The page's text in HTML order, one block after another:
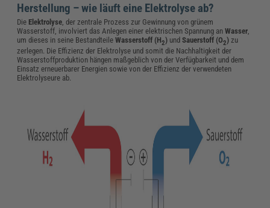
Herstellung – wie läuft eine Elektrolyse ab?
Die Elektrolyse , der zentrale Prozess zur Gewinnung von grünem
Wasserstoff, involviert das Anlegen einer elektrischen Spannung anWasser
um dieses in seine BestandteileWasserstoff (H2) undSauerstoff (O2) zu
zerlegen. Die Effizienz der Elektrolyse und somit die Nachhaltigkeit der
Wasserstoffproduktion hängen maßgeblich von der Verfügbarkeit und dem
Einsatz erneuerbarer Energien sowie von der Effizienz der verwendeten
Elektrolyseure ab.